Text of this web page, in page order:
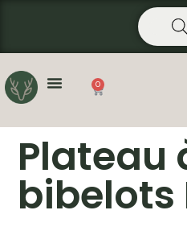
0
Panier
Plateau
bibelots